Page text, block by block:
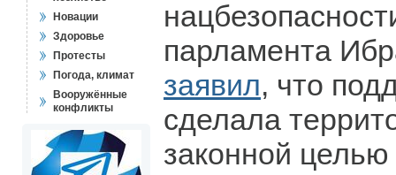
Новации
Здоровье
Протесты
Погода, климат
Вооружённые
конфликты
парламента
заявил, что
сделала
законной